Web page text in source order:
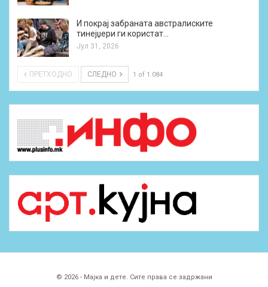
И покрај забраната австралиските
тинејџери ги користат…
Јул 31, 2026
ПРЕТХОДНО СЛЕДНО 1 of 1.084
© 2026 - Мајка и дете. Сите права се задржани